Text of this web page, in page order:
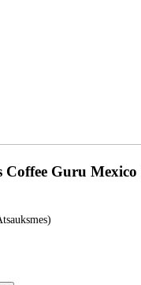
Guru Mexico